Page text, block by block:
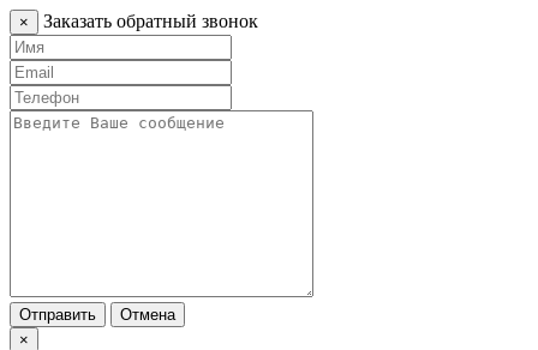
× Заказать обратный звонок
Отправить
Отмена
×